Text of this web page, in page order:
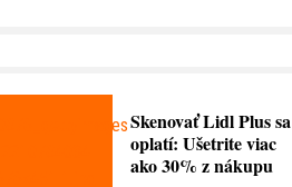
Skenovať Lidl Plus sa
oplatí: Ušetrite viac
ako 30% z nákupu